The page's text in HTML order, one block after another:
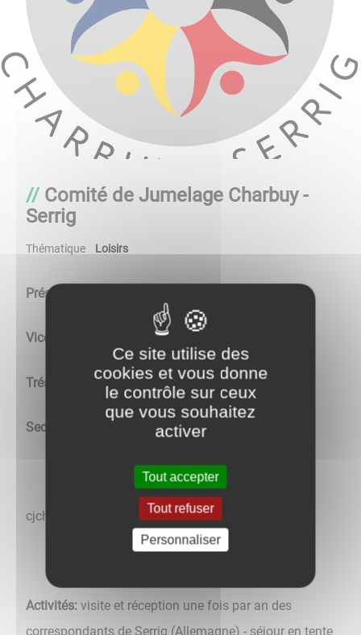
Comité de Jumelage Charbuy -
Serrig
Thématique Loisirs
Présidente:
Vice - Présidente: Nadine CHAMYK
Trésorier: Christophe MALIN
Secrétaire: Nicole CHARPY
cjcharbuyserrig@gmail.com - 06.22.05.48.71
Activités: visite et réception une fois par an des
correspondants de Serrig (Allemagne) - séjour en tente
Ce site utilise des
cookies et vous donne
le contrôle sur ceux
que vous souhaitez
activer
Tout accepter
Tout refuser
Personnaliser